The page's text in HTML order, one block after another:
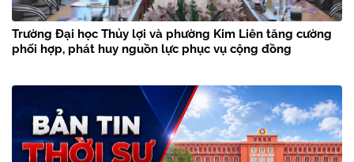
Trường Đại học Thủy lợi và phường Kim Liên tăng cường
phối hợp, phát huy nguồn lực phục vụ cộng đồng